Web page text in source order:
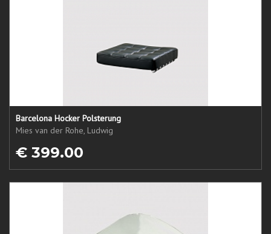
Barcelona Hocker Polsterung
Mies van der Rohe, Ludwig
€ 399.00